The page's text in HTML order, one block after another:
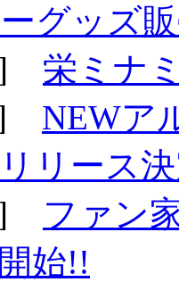
グッズ
栄ミナ
NEWア
リース
ファン
始!!